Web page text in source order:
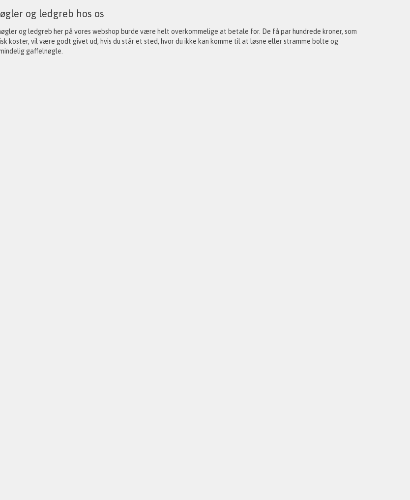
og ledgreb hos os
og ledgreb her på vores webshop burde være helt overkommelige at betale for. De få par hundrede kroner, som
koster, vil være godt givet ud, hvis du står et sted, hvor du ikke kan komme til at løsne eller stramme bolte og
gaffelnøgle.